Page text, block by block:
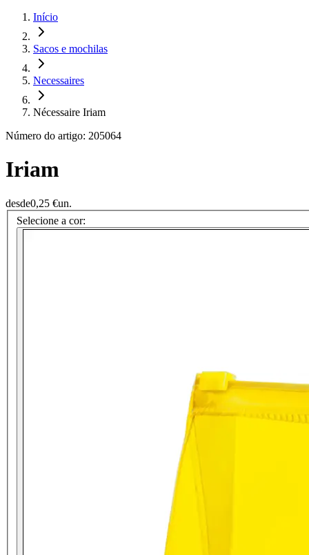
Início
Sacos e mochilas
Necessaires
Nécessaire Iriam
Número do artigo: 205064
Iriam
desde0,25 €un.
Selecione a cor: